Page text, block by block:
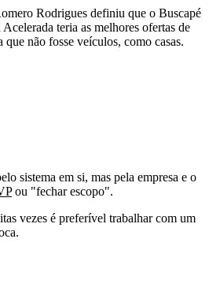
Rodrigues definiu que o Buscapé
teria as melhores ofertas de
não fosse veículos, como casas.
sistema em si, mas pela empresa e o
ou "fechar escopo".
vezes é preferível trabalhar com um